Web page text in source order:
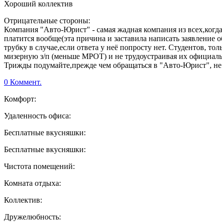
Хороший коллектив
Отрицательные стороны:
Компания "Авто-Юрист" - самая жадная компания из
платится вообще(эта причина и заставила написать
трубку в случае,если ответа у неё попросту нет. Студентов,
мизерную з/п (меньше МРОТ) и не трудоустраивая их
Трижды подумайте,прежде чем обращаться в "Авто-Юрист", не
0 Коммент.
Комфорт:
Удаленность офиса:
Бесплатные вкусняшки:
Бесплатные вкусняшки:
Чистота помещений:
Комната отдыха:
Коллектив:
Дружелюбность: